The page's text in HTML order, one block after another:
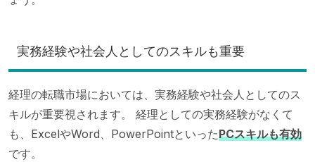
実務経験や社会人としてのスキルも重要
経理の転職市場においては、実務経験や社会人としてのス
キルが重要視されます。 経理としての実務経験がなくて
も、ExcelやWord、PowerPointといったPCスキルも有効
です。